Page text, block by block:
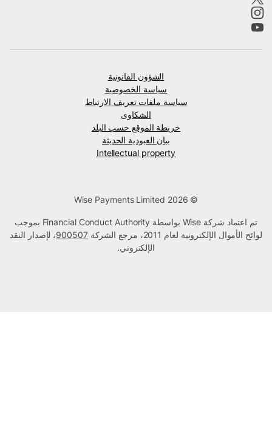
الشؤون القانونية
سياسة الخصوصية
سياسة ملفات تعريف الارتباط
الشكاوى
خريطة الموقع حسب البلد
بيان العبودية الحديثة
Intellectual property
تم اعتماد شركة Wise بواسطة Financial Conduct Authority بموجب
لوائح الأموال الإلكترونية لعام 2011، مرجع الشركة
900507، لإصدار النقد
الإلكتروني.